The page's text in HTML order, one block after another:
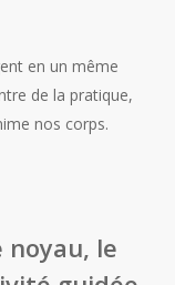
en un même
de la pratique,
nos corps.
le